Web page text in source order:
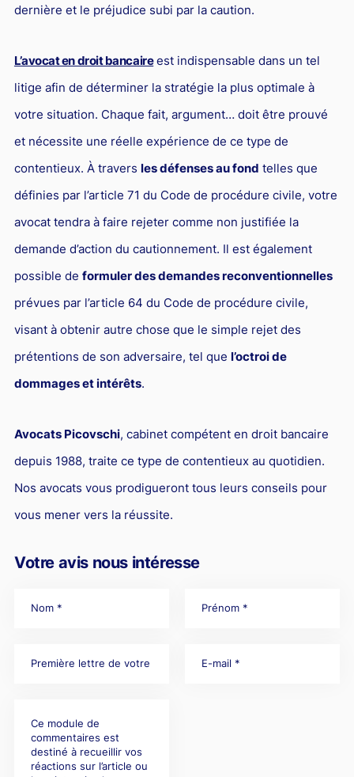
dernière et le préjudice subi par la caution.
L’avocat en droit bancaireest indispensable dans un tel
litige afin de déterminer la stratégie la plus optimale à
votre situation. Chaque fait, argument… doit être prouvé
et nécessite une réelle expérience de ce type de
contentieux. À travers les défenses au fond telles que
définies par l’article 71 du Code de procédure civile, votre
avocat tendra à faire rejeter comme non justifiée la
demande d’action du cautionnement. Il est également
possible de formuler des demandes reconventionnelles
prévues par l’article 64 du Code de procédure civile,
visant à obtenir autre chose que le simple rejet des
prétentions de son adversaire, tel que l’octroi de
dommages et intérêts.
Avocats Picovschi, cabinet compétent en droit bancaire
depuis 1988, traite ce type de contentieux au quotidien.
Nos avocats vous prodigueront tous leurs conseils pour
vous mener vers la réussite.
Votre avis nous intéresse